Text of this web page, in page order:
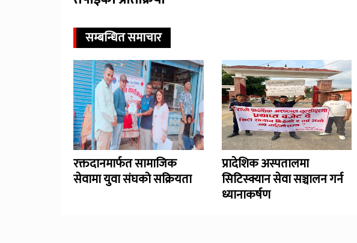
सम्बन्धित समाचार
रक्तदानमार्फत सामाजिक
सेवामा युवा संघको सक्रियता
प्रादेशिक अस्पतालमा
सिटिस्क्यान सेवा सञ्चालन गर्न
ध्यानाकर्षण